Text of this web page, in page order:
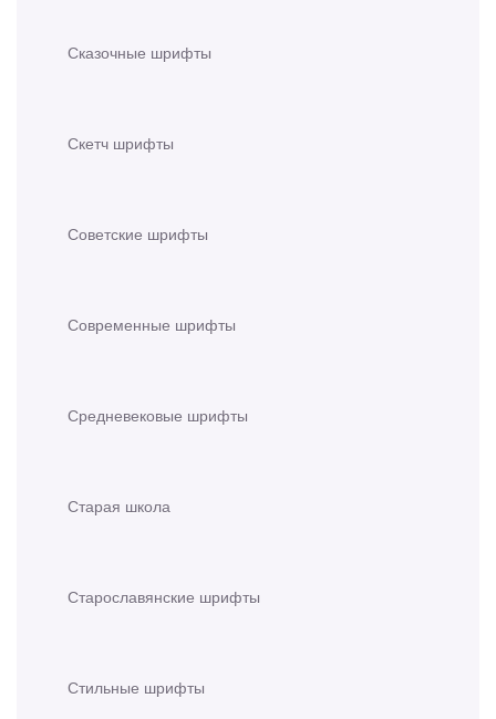
Сказочные шрифты
Скетч шрифты
Советские шрифты
Современные шрифты
Средневековые шрифты
Старая школа
Старославянские шрифты
Стильные шрифты